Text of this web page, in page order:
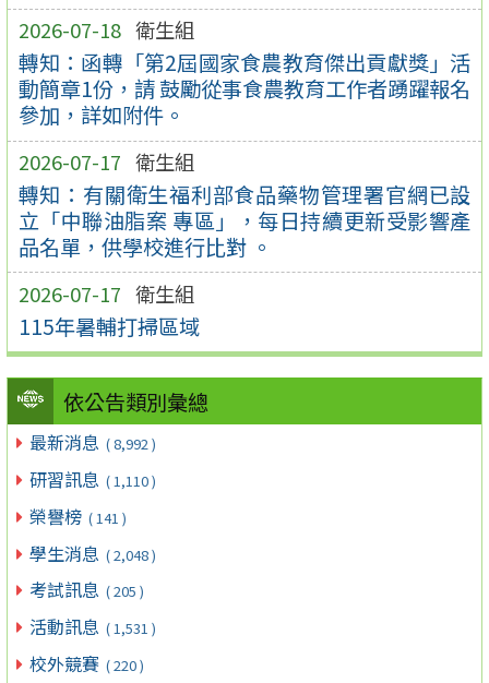
2026-07-18 衛生組
轉知：函轉「第2屆國家食農教育傑出貢獻獎」活
動簡章1份，請 鼓勵從事食農教育工作者踴躍報名
參加，詳如附件。
2026-07-17 衛生組
轉知：有關衛生福利部食品藥物管理署官網已設
立「中聯油脂案 專區」，每日持續更新受影響產
品名單，供學校進行比對 。
2026-07-17 衛生組
115年暑輔打掃區域
依公告類別彙總
最新消息 ( 8,992 )
研習訊息 ( 1,110 )
榮譽榜 ( 141 )
學生消息 ( 2,048 )
考試訊息 ( 205 )
活動訊息 ( 1,531 )
校外競賽 ( 220 )